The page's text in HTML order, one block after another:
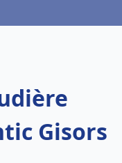
Gisors